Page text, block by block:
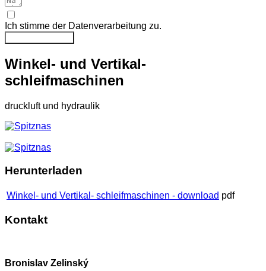
Ich stimme der Datenverarbeitung zu.
Winkel- und Vertikal-
schleifmaschinen
druckluft und hydraulik
Herunterladen
Winkel- und Vertikal- schleifmaschinen - download pdf
Kontakt
Bronislav Zelinský